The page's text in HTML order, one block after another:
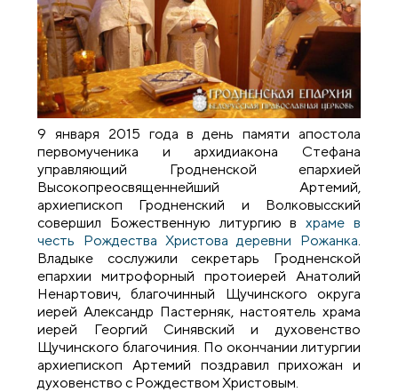
9 января 2015 года в день памяти апостола
первомученика и архидиакона Стефана
управляющий Гродненской епархией
Высокопреосвященнейший Артемий,
архиепископ Гродненский и Волковысский
совершил Божественную литургию в храме в
честь Рождества Христова деревни Рожанка
Владыке сослужили секретарь Гродненской
епархии митрофорный протоиерей Анатолий
Ненартович, благочинный Щучинского округа
иерей Александр Пастерняк, настоятель храма
иерей Георгий Синявский и духовенство
Щучинского благочиния. По окончании литургии
архиепископ Артемий поздравил прихожан и
духовенство с Рождеством Христовым.